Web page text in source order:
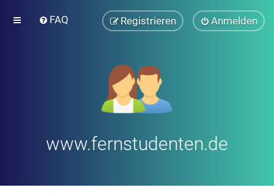
FAQ Anmelden
Registrieren
www.fernstudenten.de